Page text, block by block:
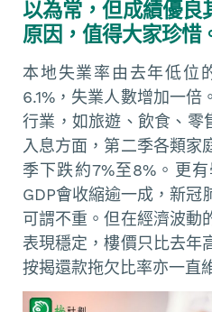
o
k
p
p
n
k
a
以為常，但成績優良
原因，值得大家珍惜
本地失業率由去年低位
6.1%，失業人數增加一倍
行業，如旅遊、飲食、零
入息方面，第二季各類家
季下跌約7%至8%。更
GDP會收縮逾一成，新冠
可謂不重。但在經濟波動
表現穩定，樓價只比去年
按揭還款拖欠比率亦一直